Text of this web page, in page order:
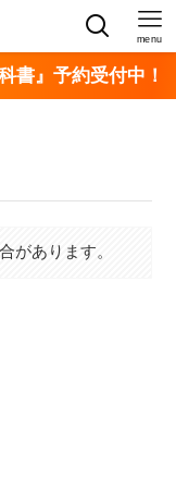
menu
書』予約受付中！
があります。